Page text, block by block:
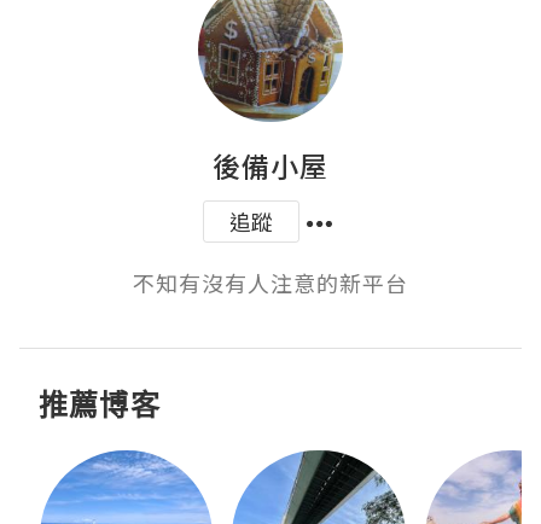
後備小屋
追蹤
不知有沒有人注意的新平台
推薦博客